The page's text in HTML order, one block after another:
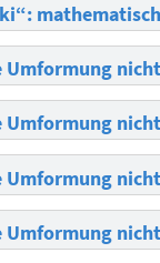
Umformung
Umformung
Umformung
Umformung